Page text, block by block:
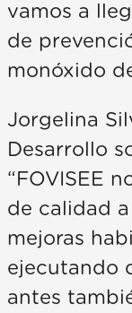
vamos a
de
monóxido
Jorgelina
Desarrollo
“FOVISEE
de calidad
mejoras
ejecutando
antes